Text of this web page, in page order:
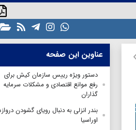
عناوین این صفحه
دستور ویژه رییس سازمان کیش برای
رفع موانع اقتصادی و مشکلات سرمایه
گذاران
بندر انزلی به دنبال رویای گشودن
اوراسیا